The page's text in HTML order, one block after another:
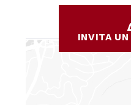
INVITA